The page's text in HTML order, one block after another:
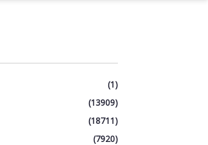
(1)
(13909)
(18711)
(7920)